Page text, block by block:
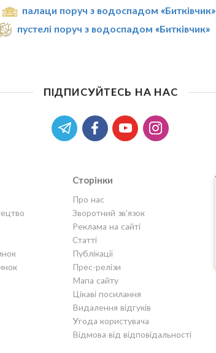
палаци поруч з водоспадом «Битківчик»
пустелі поруч з водоспадом «Битківчик»
ПІДПИСУЙТЕСЬ НА НАС
Сторінки
Про нас
Зворотний зв'язок
Реклама на сайті
Статті
Публікації
Прес-релізи
Мапа сайту
Цікаві посилання
Видалення відгуків
Угода користувача
Відмова від відповідальності